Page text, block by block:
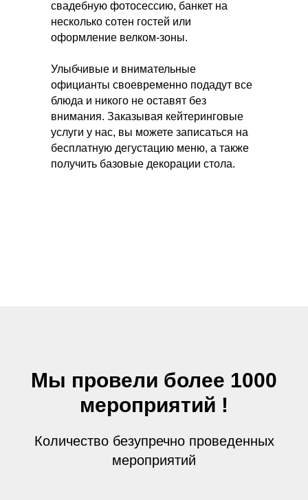
свадебную фотосессию, банкет на
несколько сотен гостей или
оформление велком-зоны.
Улыбчивые и внимательные
официанты своевременно подадут все
блюда и никого не оставят без
внимания. Заказывая кейтеринговые
услуги у нас, вы можете записаться на
бесплатную дегустацию меню, а также
получить базовые декорации стола.
Мы провели более 1000
мероприятий !
Количество безупречно проведенных
мероприятий